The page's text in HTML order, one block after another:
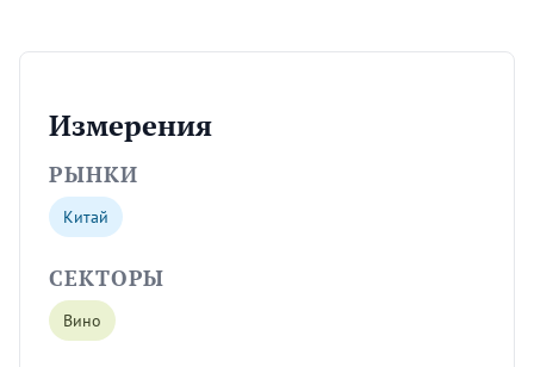
Измерения
РЫНКИ
Китай
СЕКТОРЫ
Вино